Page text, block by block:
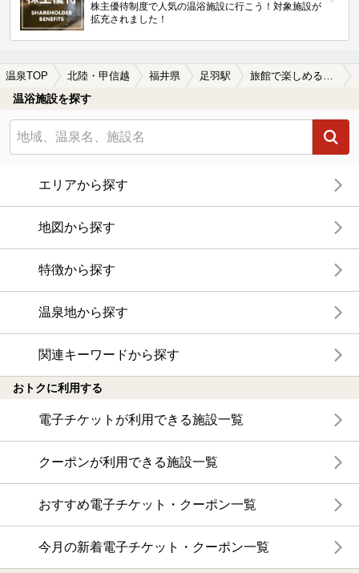
株主優待制度で人気の温浴施設に行こう！対象施設が
拡充されました！
温泉TOP 北陸・甲信越 福井県 足羽駅 旅館で楽しめる足羽駅近くの温泉、日帰り温泉、スーパー銭湯おすすめ
温浴施設を探す
エリアから探す
地図から探す
特徴から探す
温泉地から探す
関連キーワードから探す
おトクに利用する
電子チケットが利用できる施設一覧
クーポンが利用できる施設一覧
おすすめ電子チケット・クーポン一覧
今月の新着電子チケット・クーポン一覧